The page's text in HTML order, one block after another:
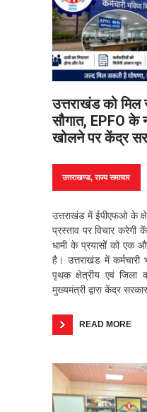
उत्तराखंड को मिल
सौगात, EPFO के
खोलने पर केंद्र
उत्तराखण्ड,राज्य समाचार
उत्तराखंड में ईपीएफओ के
प्रस्ताव पर विचार करेगी
धामी के प्रयासों को एक
है। उत्तराखंड में
पृथक क्षेत्रीय एवं जिला
मुख्यमंत्री द्वारा केंद्र
READ MORE